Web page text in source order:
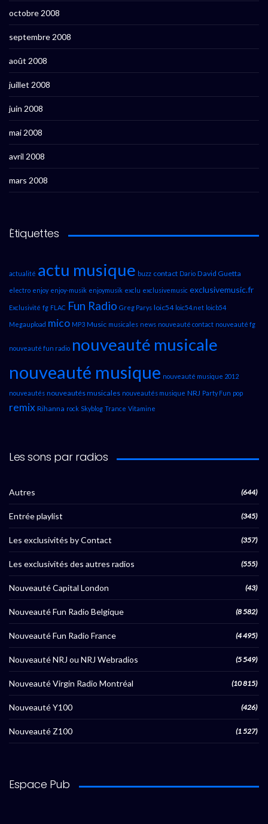
octobre 2008
septembre 2008
août 2008
juillet 2008
juin 2008
mai 2008
avril 2008
mars 2008
Étiquettes
actualité actu musique buzz contact Dario David Guetta
electro enjoy enjoy-musik enjoymusik exclu exclusivemusic exclusivemusic.fr
Exclusivité fg FLAC Fun Radio Greg Parys loic54 loic54.net loicb54
Megaupload mico MP3 Music musicales news nouveauté contact nouveauté fg
nouveauté fun radio nouveauté musicale
nouveauté musique nouveauté musique 2012
nouveautés nouveautés musicales nouveautés musique NRJ Party Fun pop
remix Rihanna rock Skyblog Trance Vitamine
Les sons par radios
Autres (644)
Entrée playlist (345)
Les exclusivités by Contact (357)
Les exclusivités des autres radios (555)
Nouveauté Capital London (43)
Nouveauté Fun Radio Belgique (8 582)
Nouveauté Fun Radio France (4 495)
Nouveauté NRJ ou NRJ Webradios (5 549)
Nouveauté Virgin Radio Montréal (10 815)
Nouveauté Y100 (426)
Nouveauté Z100 (1 527)
Espace Pub